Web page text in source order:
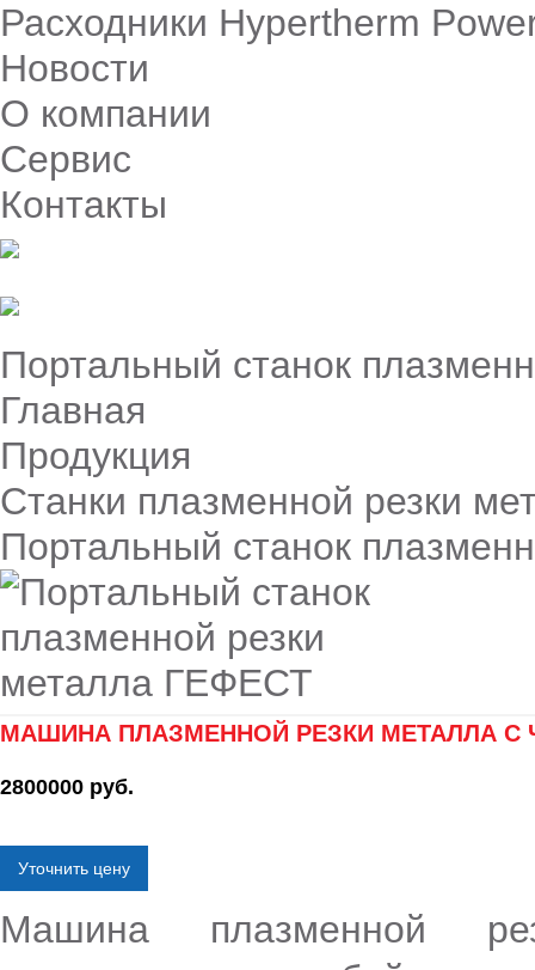
Расходники Hypertherm
Новости
О компании
Сервис
Контакты
Портальный станок
Главная
Продукция
Станки плазменной резки
Портальный станок
МАШИНА ПЛАЗМЕННОЙ РЕЗКИ МЕТАЛЛА С
2800000 руб.
Уточнить цену
Машина плазменной